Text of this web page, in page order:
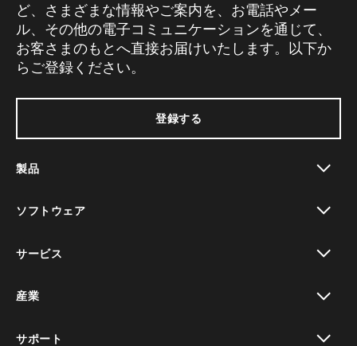
ど、さまざまな情報やご案内を、お電話やメー
ル、その他の電子コミュニケーションを通じて、
お客さまのもとへ直接お届けいたします。以下か
らご登録ください。
登録する
製品
ソフトウェア
サービス
産業
サポート